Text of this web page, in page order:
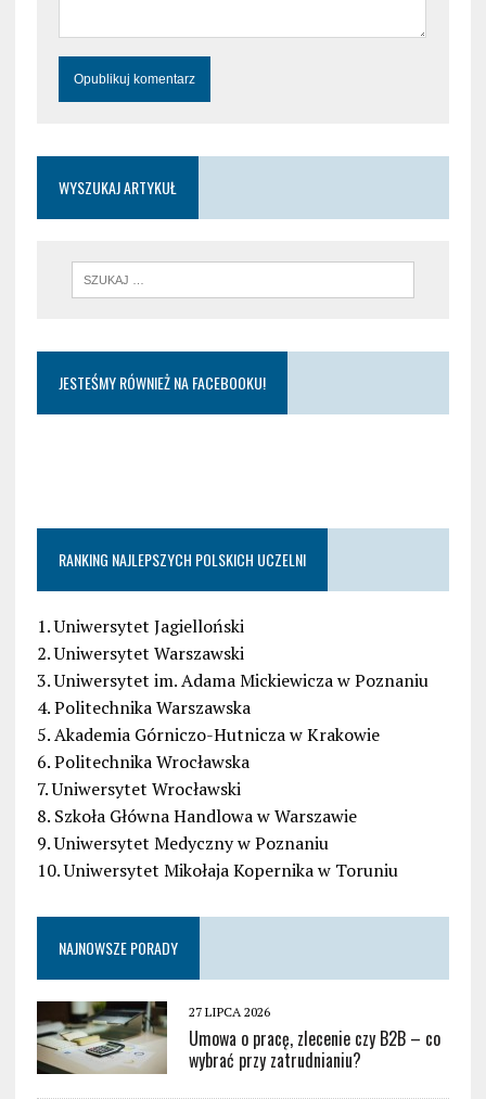
WYSZUKAJ ARTYKUŁ
JESTEŚMY RÓWNIEŻ NA FACEBOOKU!
RANKING NAJLEPSZYCH POLSKICH UCZELNI
1. Uniwersytet Jagielloński
2. Uniwersytet Warszawski
3. Uniwersytet im. Adama Mickiewicza w Poznaniu
4. Politechnika Warszawska
5. Akademia Górniczo-Hutnicza w Krakowie
6. Politechnika Wrocławska
7. Uniwersytet Wrocławski
8. Szkoła Główna Handlowa w Warszawie
9. Uniwersytet Medyczny w Poznaniu
10. Uniwersytet Mikołaja Kopernika w Toruniu
NAJNOWSZE PORADY
27 LIPCA 2026
Umowa o pracę, zlecenie czy B2B – co
wybrać przy zatrudnianiu?